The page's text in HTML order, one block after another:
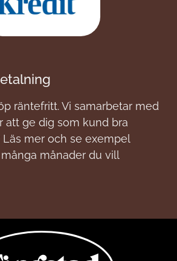
räntefritt. Vi samarbetar med
att ge dig som kund bra
Läs mer och se exempel
månader du vill